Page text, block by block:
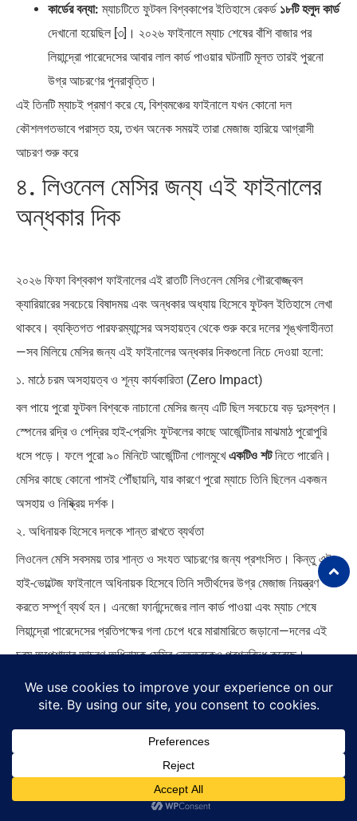
কার্ডের বন্যা: ম্যাচটিতে ফুটবল বিশ্বকাপের ইতিহাসে রেকর্ড ১৮টি হলুদ কার্ড
দেখানো হয়েছিল [৩]। ২০২৬ ফাইনালে ম্যাচ শেষের বাঁশি বাজার পর
লিয়ান্দ্রো পারেদেসের আবার লাল কার্ড পাওয়ার ঘটনাটি মূলত তারই পুরনো
উগ্র আচরণের পুনরাবৃত্তি।
এই তিনটি ম্যাচই প্রমাণ করে যে, বিশ্বমঞ্চের ফাইনালে যখন কোনো দল
কৌশলগতভাবে পরাস্ত হয়, তখন অনেক সময়ই তারা মেজাজ হারিয়ে আগ্রাসী
আচরণ শুরু করে
৪. লিওনেল মেসির জন্য এই ফাইনালের
অন্ধকার দিক
২০২৬ ফিফা বিশ্বকাপ ফাইনালের এই রাতটি লিওনেল মেসির গৌরবোজ্জ্বল
ক্যারিয়ারের সবচেয়ে বিষাদময় এবং অন্ধকার অধ্যায় হিসেবে ফুটবল ইতিহাসে লেখা
থাকবে। ব্যক্তিগত পারফরম্যান্সের অসহায়ত্ব থেকে শুরু করে দলের শৃঙ্খলাহীনতা
—সব মিলিয়ে মেসির জন্য এই ফাইনালের অন্ধকার দিকগুলো নিচে দেওয়া হলো:
১. মাঠে চরম অসহায়ত্ব ও শূন্য কার্যকারিতা (Zero Impact)
বল পায়ে পুরো ফুটবল বিশ্বকে নাচানো মেসির জন্য এটি ছিল সবচেয়ে বড় দুঃস্বপ্ন।
স্পেনের রদ্রি ও পেদ্রির হাই-প্রেসিং ফুটবলের কাছে আর্জেন্টিনার মাঝমাঠ পুরোপুরি
ধসে পড়ে। ফলে পুরো ৯০ মিনিটে আর্জেন্টিনা গোলমুখেএকটিও শটনিতে পারেনি।
মেসির কাছে কোনো পাসই পৌঁছায়নি, যার কারণে পুরো ম্যাচে তিনি ছিলেন একজন
অসহায় ও নিষ্ক্রিয় দর্শক।
২. অধিনায়ক হিসেবে দলকে শান্ত রাখতে ব্যর্থতা
লিওনেল মেসি সবসময় তার শান্ত ও সংযত আচরণের জন্য প্রশংসিত। কিন্তু এই
হাই-ভোল্টেজ ফাইনালে অধিনায়ক হিসেবে তিনি সতীর্থদের উগ্র মেজাজ নিয়ন্ত্রণ
করতে সম্পূর্ণ ব্যর্থ হন। এনজো ফার্নান্দেজের লাল কার্ড পাওয়া এবং ম্যাচ শেষে
লিয়ান্দ্রো পারেদেসের প্রতিপক্ষের গলা চেপে ধরে মারামারিতে জড়ানো—দলের এই
চরম অপেশাদার আচরণ অধিনায়ক মেসির নেতৃত্বকেও প্রশ্নবিদ্ধ করেছে।
৩. একটি মহাকাব্যিক বিদায়ের কুৎসিত সমাপ্তি
মেসি যদি এই ম্যাচটি হেরেও যেতেন, কিন্তু দল একটি বীরোচিত লড়াই করত, তবে
বিশ্ব তাকে করতালি দিয়ে বিদায় জানাত। কিন্তু তার সম্ভাব্য শেষ আন্তর্জাতিক
১-০ গোলের হার এবং আর্জেন্টিনার ৩টি লাল কার্ডের বিশ্বরেকর্ডের লজ্জাজনক